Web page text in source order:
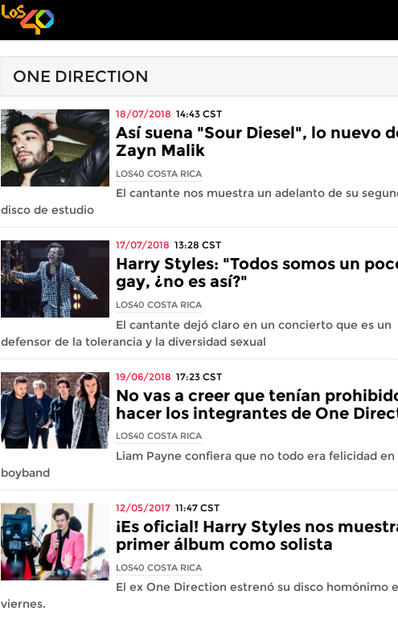
ONE DIRECTION
18/07/2018 14:43 CST
Así suena "Sour Diesel", lo nuevo
Zayn Malik
LOS40 COSTA RICA
El cantante nos muestra un adelanto de su
disco de estudio
17/07/2018 13:28 CST
Harry Styles: "Todos somos un
gay, ¿no es así?"
LOS40 COSTA RICA
El cantante dejó claro en un concierto que es un
defensor de la tolerancia y la diversidad sexual
19/06/2018 17:23 CST
No vas a creer que tenían
hacer los integrantes de One
LOS40 COSTA RICA
Liam Payne confiera que no todo era felicidad en
boyband
12/05/2017 11:47 CST
¡Es oficial! Harry Styles nos
primer álbum como solista
LOS40 COSTA RICA
El ex One Direction estrenó su disco homónimo
viernes.